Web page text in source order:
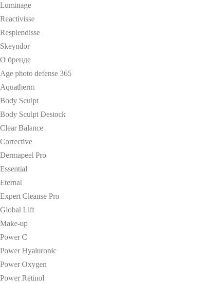
Luminage
Reactivisse
Resplendisse
Skeyndor
О бренде
Age photo defense 365
Aquatherm
Body Sculpt
Body Sculpt Destock
Clear Balance
Corrective
Dermapeel Pro
Essential
Eternal
Expert Cleanse Pro
Global Lift
Make-up
Power C
Power Hyaluronic
Power Oxygen
Power Retinol